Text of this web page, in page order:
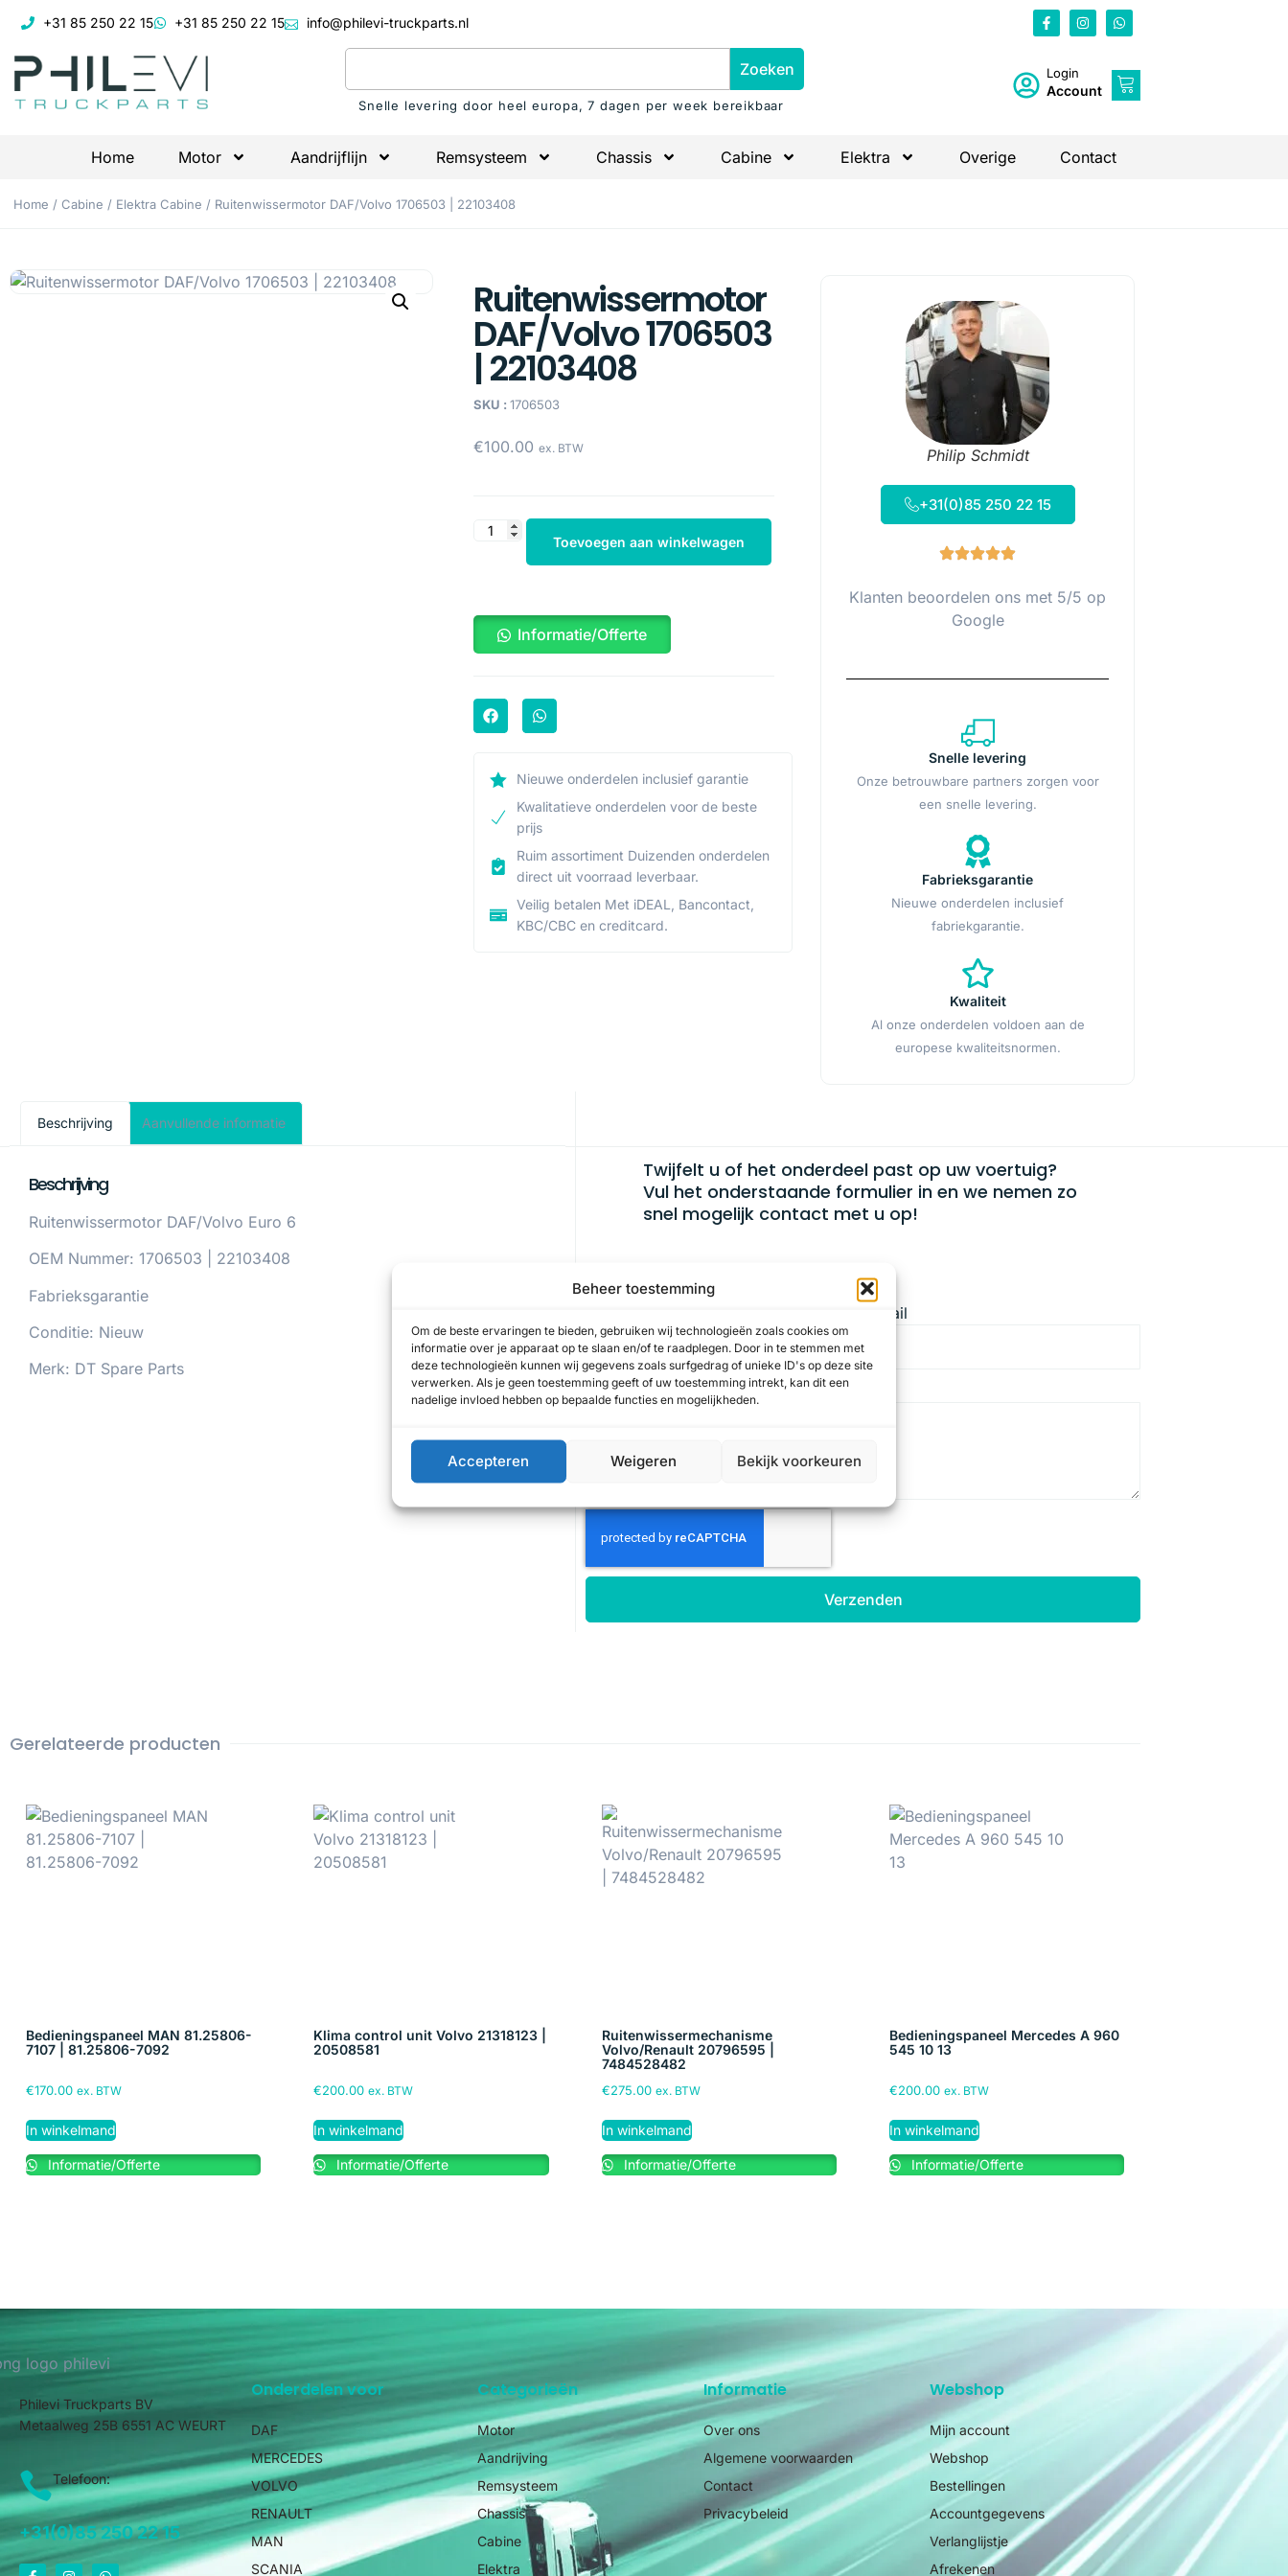
Beheer toestemming
Om de beste ervaringen te bieden, gebruiken wij technologieën zoals cookies om
informatie over je apparaat op te slaan en/of te raadplegen. Door in te stemmen met
deze technologieën kunnen wij gegevens zoals surfgedrag of unieke ID's op deze site
verwerken. Als je geen toestemming geeft of uw toestemming intrekt, kan dit een
nadelige invloed hebben op bepaalde functies en mogelijkheden.
Accepteren Weigeren Bekijk voorkeuren
+31 85 250 22 15 +31 85 250 22 15 info@philevi-truckparts.nl
Zoeken
Snelle levering door heel europa, 7 dagen per week bereikbaar
Login
Account
Home Motor Aandrijflijn Remsysteem Chassis Cabine Elektra Overige Contact
Home / Cabine / Elektra Cabine / Ruitenwissermotor DAF/Volvo 1706503 | 22103408
Ruitenwissermotor
DAF/Volvo 1706503
| 22103408
SKU : 1706503
€100.00 ex. BTW
Toevoegen aan winkelwagen
Informatie/Offerte
Nieuwe onderdelen inclusief garantie
Kwalitatieve onderdelen voor de beste
prijs
Ruim assortiment Duizenden onderdelen
direct uit voorraad leverbaar.
Veilig betalen Met iDEAL, Bancontact,
KBC/CBC en creditcard.
Philip Schmidt
+31(0)85 250 22 15
Klanten beoordelen ons met 5/5 op
Google
Snelle levering
Onze betrouwbare partners zorgen voor
een snelle levering.
Fabrieksgarantie
Nieuwe onderdelen inclusief
fabriekgarantie.
Kwaliteit
Al onze onderdelen voldoen aan de
europese kwaliteitsnormen.
Beschrijving Aanvullende informatie
Beschrijving
Ruitenwissermotor DAF/Volvo Euro 6
OEM Nummer: 1706503 | 22103408
Fabrieksgarantie
Conditie: Nieuw
Merk: DT Spare Parts
Twijfelt u of het onderdeel past op uw voertuig?
Vul het onderstaande formulier in en we nemen zo
snel mogelijk contact met u op!
Email
Voertuig informatie
Verzenden
Gerelateerde producten
Bedieningspaneel MAN 81.25806-
7107 | 81.25806-7092
€170.00 ex. BTW
In winkelmand
Informatie/Offerte
Klima control unit Volvo 21318123 |
20508581
€200.00 ex. BTW
In winkelmand
Informatie/Offerte
Ruitenwissermechanisme
Volvo/Renault 20796595 |
7484528482
€275.00 ex. BTW
In winkelmand
Informatie/Offerte
Bedieningspaneel Mercedes A 960
545 10 13
€200.00 ex. BTW
In winkelmand
Informatie/Offerte
Philevi Truckparts BV
Metaalweg 25B 6551 AC WEURT
Telefoon:
+31(0)85 250 22 15
Onderdelen voor
DAF
MERCEDES
VOLVO
RENAULT
MAN
SCANIA
Categorieën
Motor
Aandrijving
Remsysteem
Chassis
Cabine
Elektra
Informatie
Over ons
Algemene voorwaarden
Contact
Privacybeleid
Webshop
Mijn account
Webshop
Bestellingen
Accountgegevens
Verlanglijstje
Afrekenen